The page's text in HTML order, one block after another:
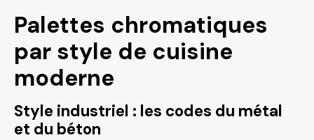
Palettes chromatiques
par style de cuisine
moderne
Style industriel : les codes du métal
et du béton